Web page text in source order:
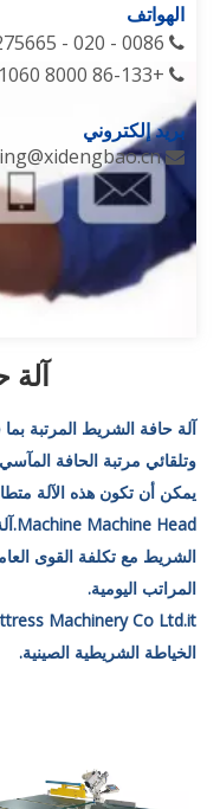
الهواتف


+86-133 8000 1060
بريد إلكتروني

آلة
آلة حافة الشريط المرتبة
وتلقائي مرتبة الحافة
Machine Machine Head.
الشريط مع تكلفة القوى
المراتب اليومية.
الخياطة الشريطية الصينية.